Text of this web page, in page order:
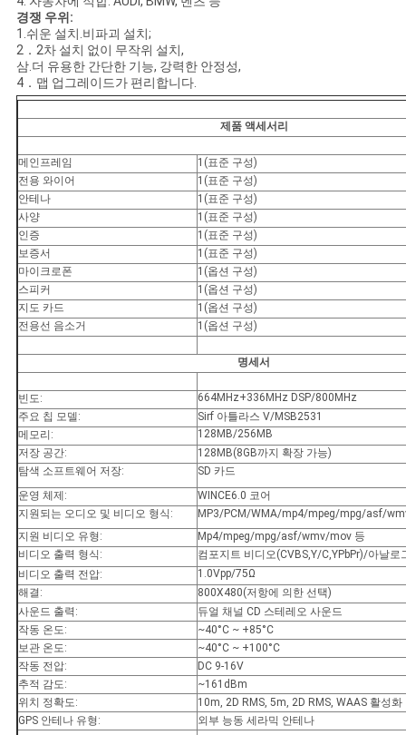
경쟁 우위 :
1.쉬운 설치.비파괴 설치;
2．2차 설치 없이 무작위 설치,
삼.더 유용한 간단한 기능, 강력한 안정성,
4．맵 업그레이드가 편리합니다.
제품 액세서리
메인프레임
1(표준 구성)
전용 와이어
1(표준 구성)
안테나
1(표준 구성)
사양
1(표준 구성)
인증
1(표준 구성)
보증서
1(표준 구성)
마이크로폰
1(옵션 구성)
스피커
1(옵션 구성)
지도 카드
1(옵션 구성)
전용선 음소거
1(옵션 구성)
명세서
빈도:
664MHz+336MHz DSP/800MHz
주요 칩 모델:
Sirf 아틀라스 V/MSB2531
메모리:
128MB/256MB
저장 공간:
128MB(8GB까지 확장 가능)
탐색 소프트웨어 저장:
SD 카드
운영 체제:
WINCE6.0 코어
지원되는 오디오 및 비디오 형식:
MP3/PCM/WMA/mp4/mpeg/mpg/asf/
지원 비디오 유형:
Mp4/mpeg/mpg/asf/wmv/mov 등
비디오 출력 형식:
컴포지트 비디오(CVBS,Y/C,YPbPr)/아날로
비디오 출력 전압:
1.0Vpp/75Ω
해결:
800X480(저항에 의한 선택)
사운드 출력:
듀얼 채널 CD 스테레오 사운드
작동 온도:
~40°C ~ +85°C
보관 온도:
~40°C ~ +100°C
작동 전압:
DC 9-16V
추적 감도:
~161dBm
위치 정확도:
10m, 2D RMS, 5m, 2D RMS, WAAS 활성화
GPS 안테나 유형:
외부 능동 세라믹 안테나